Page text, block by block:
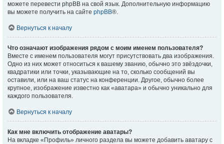
можете перевести phpBB на свой язык. Дополнительную информацию
вы можете получить на сайте phpBB®.
Вернуться к началу
Что означают изображения рядом с моим именем пользователя?
Вместе с именем пользователя могут присутствовать два изображения.
Одно из них может относиться к вашему званию, обычно это звёздочки,
квадратики или точки, указывающие на то, сколько сообщений вы
оставили, или на ваш статус на конференции. Другое, обычно более
крупное, изображение известно как «аватара» и обычно уникально для
каждого пользователя.
Вернуться к началу
Как мне включить отображение аватары?
На вкладке «Профиль» личного раздела вы можете добавить аватару с